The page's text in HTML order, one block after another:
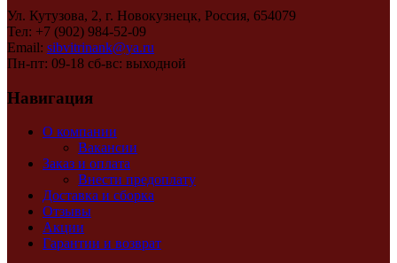
Ул. Кутузова, 2, г. Новокузнецк, Россия, 654079
Тел: +7 (902) 984-52-09
Email: sibvitrinank@ya.ru
Пн-пт: 09-18 сб-вс: выходной
Навигация
О компании
Вакансии
Заказ и оплата
Внести предоплату
Доставка и сборка
Отзывы
Акции
Гарантии и возврат